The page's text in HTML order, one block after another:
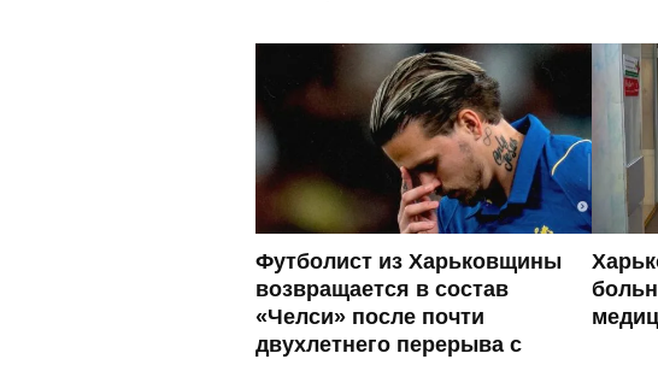
Футболист из Харьковщины
возвращается в состав
«Челси» после почти
двухлетнего перерыва с